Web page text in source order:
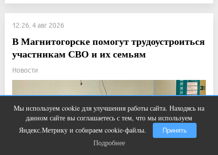
12:26, 4 авг 2026
В Магнитогорске помогут трудоустроиться
участникам СВО и их семьям
Новости
Мы используем cookie для улучшения работы сайта. Находясь на
данном сайте вы соглашаетесь с тем, что мы используем
Яндекс.Метрику и собираем cookie-файлы.
Принять
Подробнее
Ролик из Омска: вы будете смеяться
долго
Подробнее